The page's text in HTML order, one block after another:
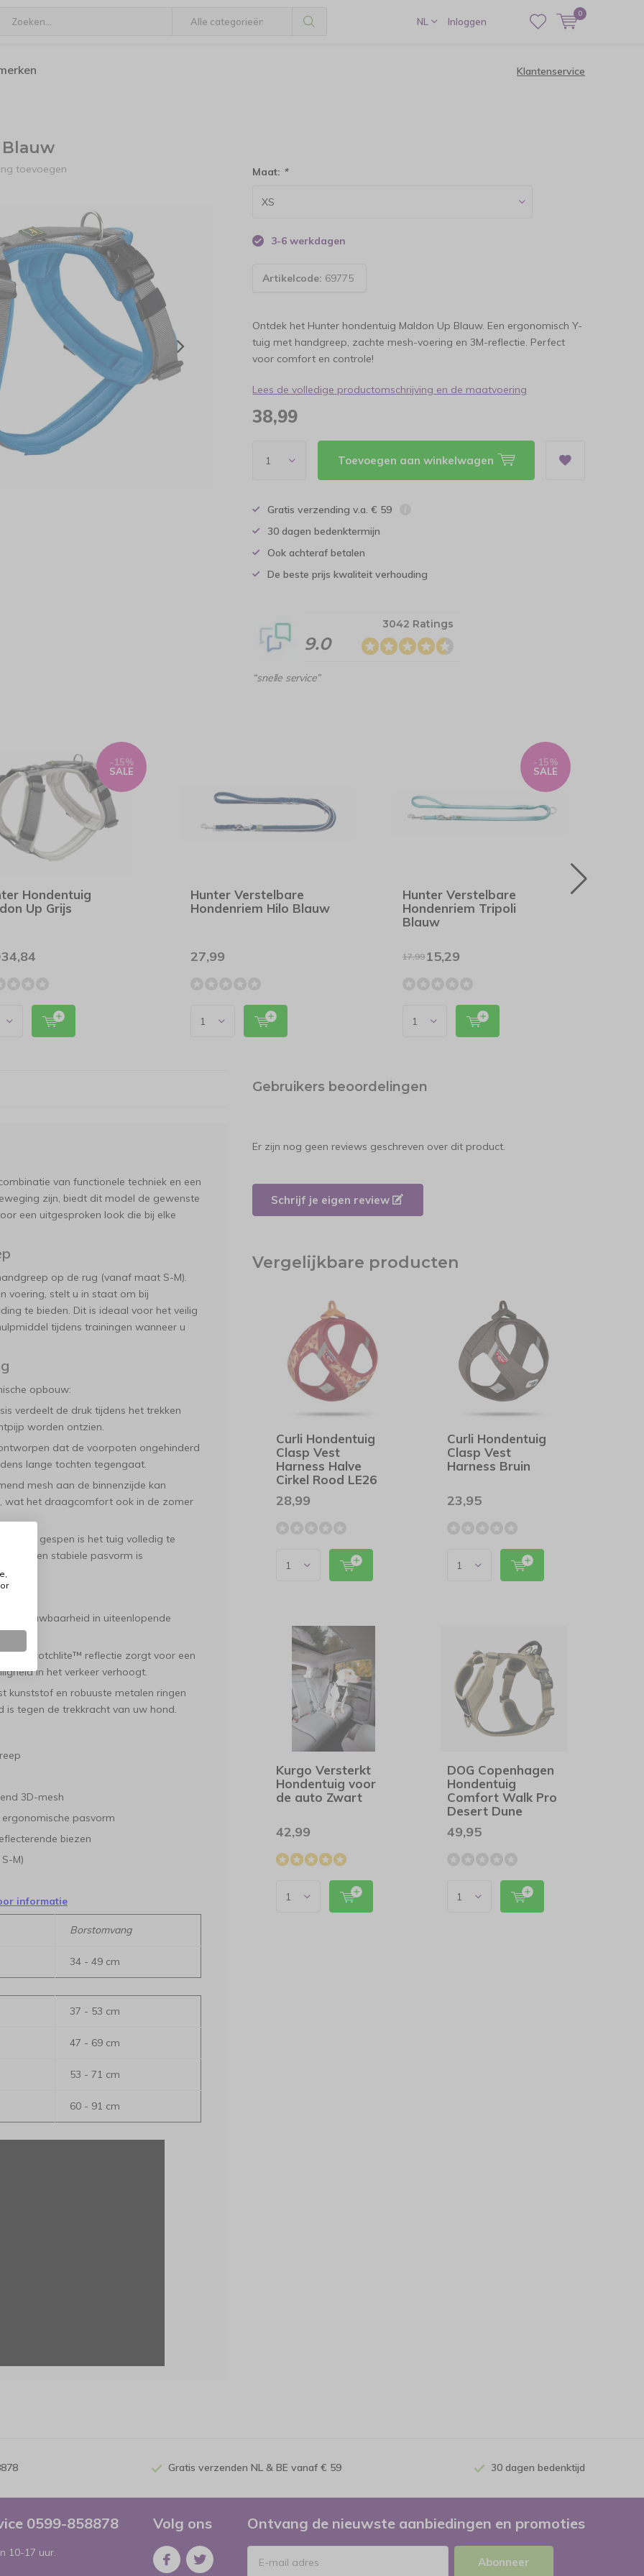
NL Inloggen
0
Klantenservice
toevoegen Maat: *
3-6 werkdagen
Artikelcode: 69775
Ontdek het Hunter hondentuig Maldon Up Blauw. Een ergonomisch Y-
tuig met handgreep, zachte mesh-voering en 3M-reflectie. Perfect
voor comfort en controle!
Lees de volledige productomschrijving en de maatvoering
38,99
Toevoegen aan winkelwagen
Gratis verzending v.a. € 59
30 dagen bedenktermijn
Ook achteraf betalen
De beste prijs kwaliteit verhouding
9.0
3042 Ratings
“snelle service”
Hondentuig
Up Grijs
-15%
SALE
Hunter Verstelbare
Hondenriem Hilo Blauw
27,99
Hunter Verstelbare
Hondenriem Tripoli
Blauw
-15%
SALE
17,9915,29
van functionele techniek en een
zijn, biedt dit model de gewenste
een uitgesproken look die bij elke
op de rug (vanaf maat S-M).
voering, stelt u in staat om bij
te bieden. Dit is ideaal voor het veilig
tijdens trainingen wanneer u
opbouw:
verdeelt de druk tijdens het trekken
worden ontzien.
dat de voorpoten ongehinderd
lange tochten tegengaat.
mesh aan de binnenzijde kan
wat het draagcomfort ook in de zomer
gespen is het tuig volledig te
een stabiele pasvorm is
betrouwbaarheid in uiteenlopende
Scotchlite™ reflectie zorgt voor een
in het verkeer verhoogt.
kunststof en robuuste metalen ringen
is tegen de trekkracht van uw hond.
3D-mesh
pasvorm
biezen
M)
informatie
Borstomvang
34 - 49 cm
37 - 53 cm
47 - 69 cm
53 - 71 cm
60 - 91 cm
Gebruikers beoordelingen
Er zijn nog geen reviews geschreven over dit product.
Schrijf je eigen review
Vergelijkbare producten
Curli Hondentuig
Clasp Vest
Harness Halve
Cirkel Rood LE26
28,99
Curli Hondentuig
Clasp Vest
Harness Bruin
23,95
Kurgo Versterkt
Hondentuig voor
de auto Zwart
42,99
DOG Copenhagen
Hondentuig
Comfort Walk Pro
Desert Dune
49,95
Gratis verzenden NL & BE vanaf € 59 30 dagen bedenktijd
0599-858878
10-17 uur.
Volg ons Ontvang de nieuwste aanbiedingen en promoties
Abonneer